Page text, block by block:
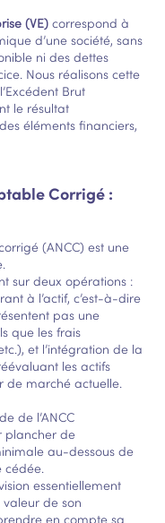
(VE) correspond à
d’une société, sans
ni des dettes
Nous réalisons cette
Brut
le résultat
éléments financiers,
Corrigé :
(ANCC) est une
sur deux opérations :
à l’actif, c’est-à-dire
pas une
que les frais
et l’intégration de la
les actifs
de marché actuelle.
de l’ANCC
plancher de
au-dessous de
cédée.
essentiellement
valeur de son
en compte sa